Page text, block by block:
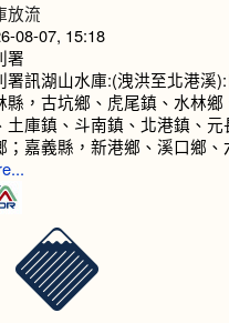
放流
08-07, 15:18
署
署訊湖山水庫:(洩洪至北港溪
縣，古坑鄉、虎尾鎮、水林
土庫鎮、斗南鎮、北港鎮、
；嘉義縣，新港鄉、溪口鄉